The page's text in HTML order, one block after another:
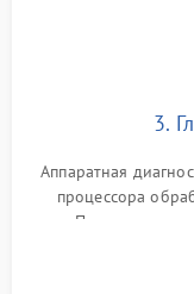
3.
Аппаратная
процессора
Проверка
интерфейсов